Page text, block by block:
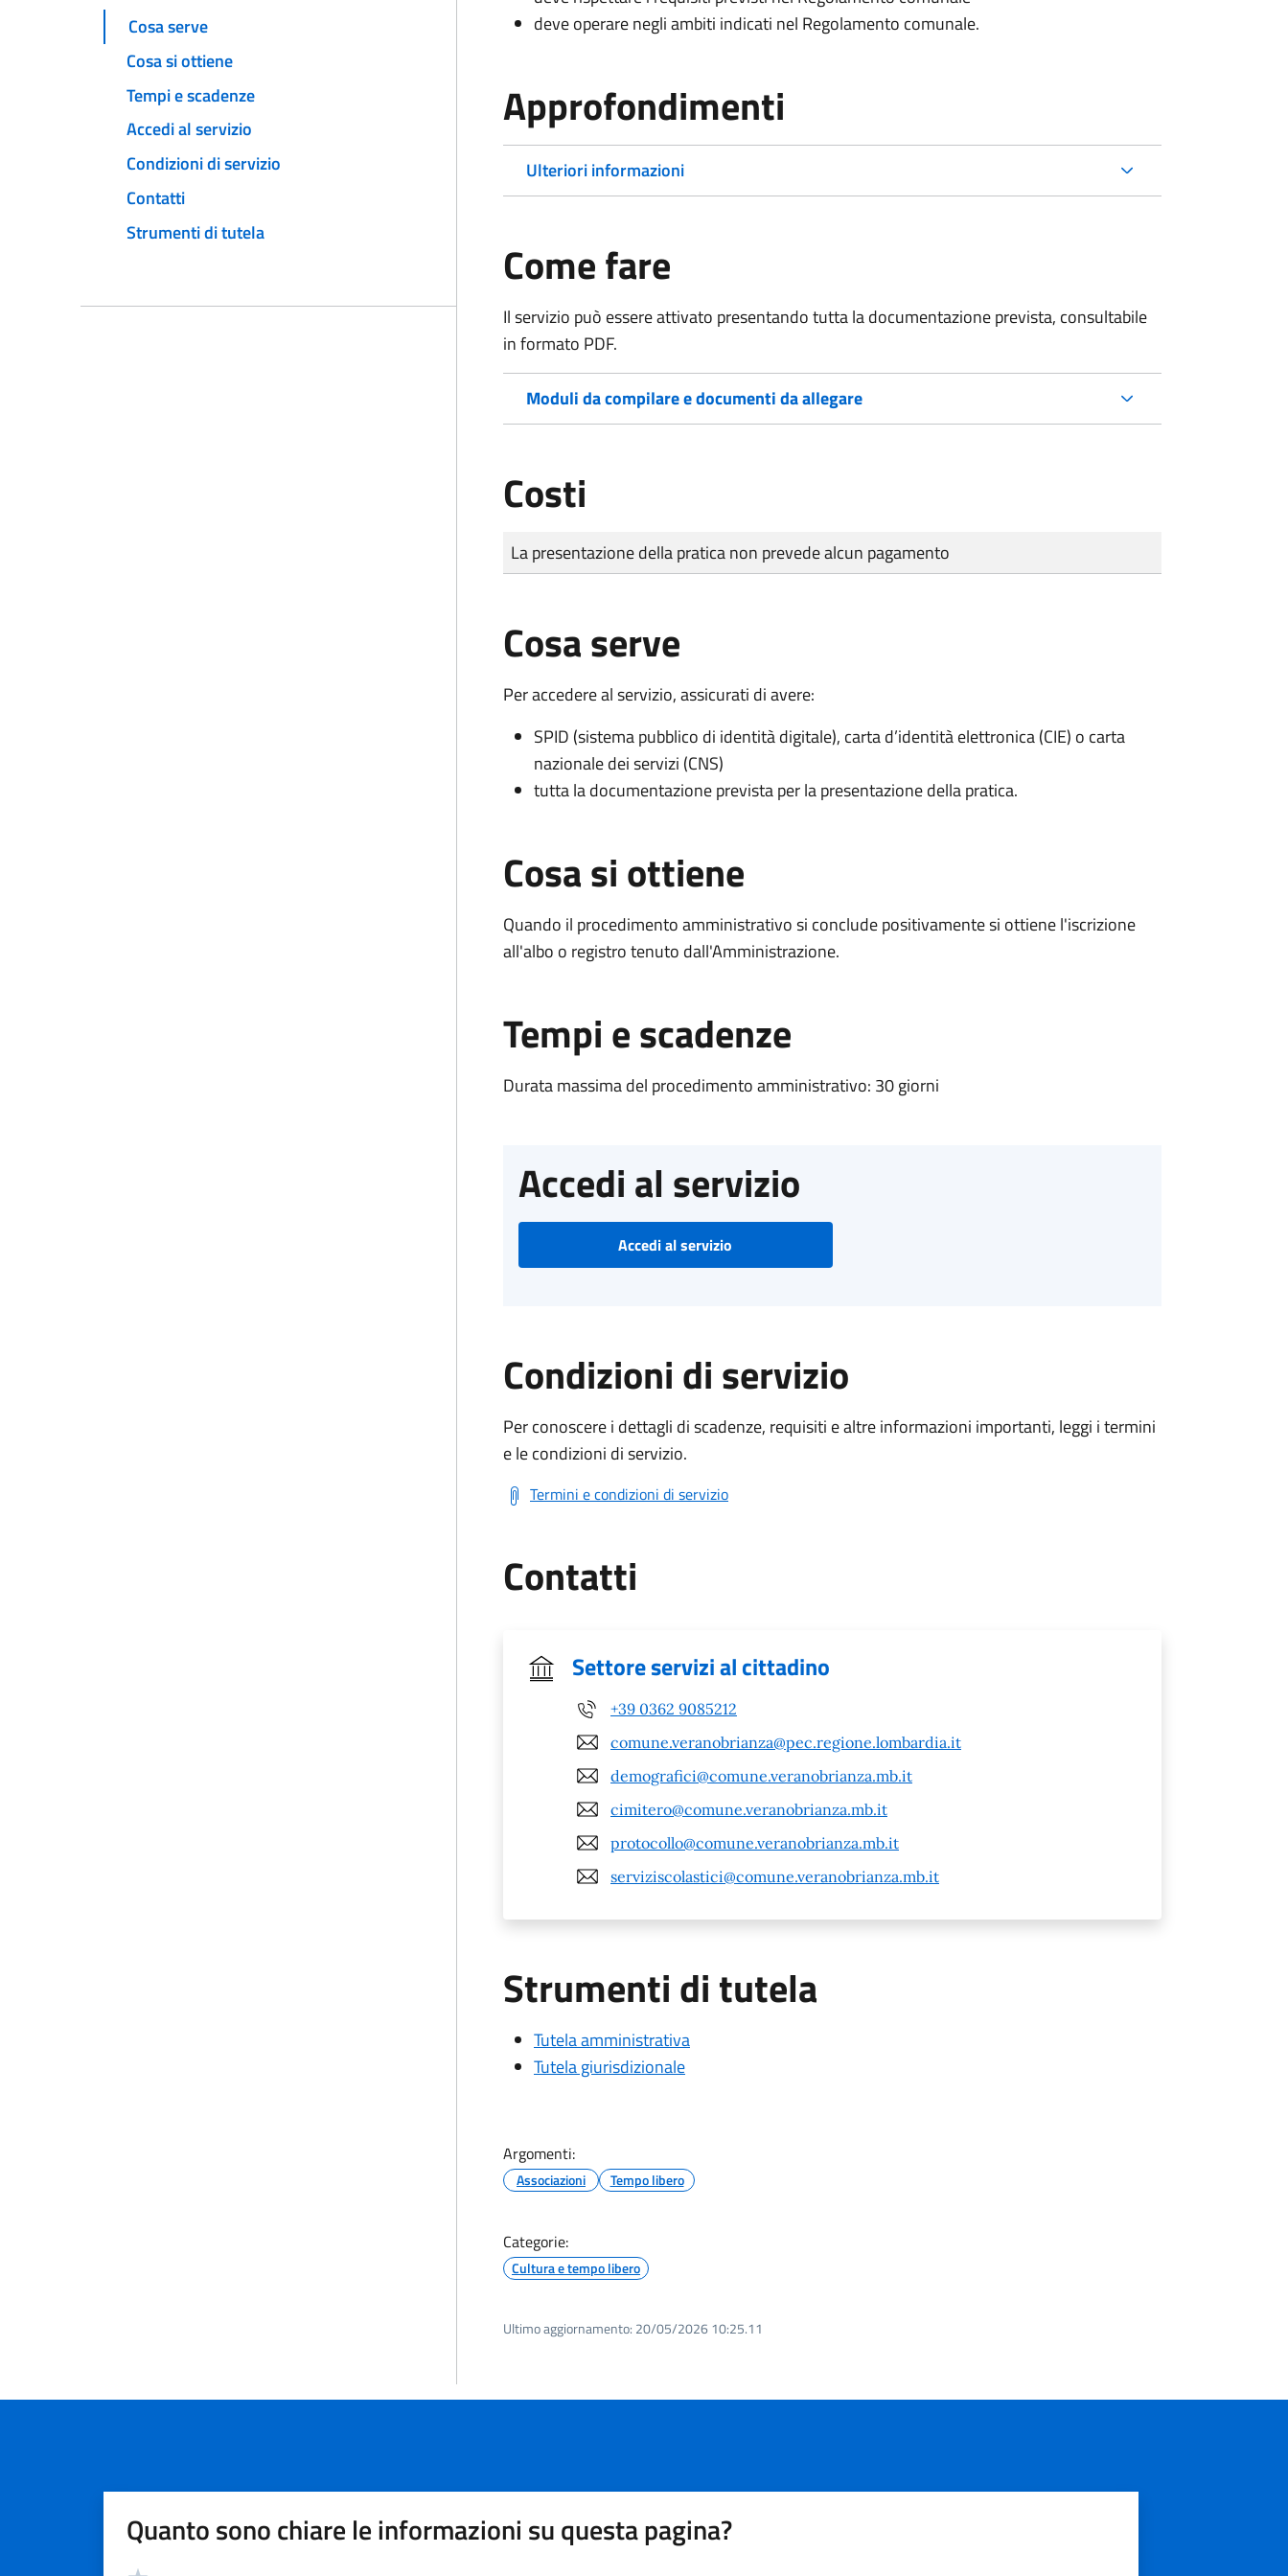
Cosa serve
Cosa si ottiene
Tempi e scadenze
Accedi al servizio
Condizioni di servizio
Contatti
Strumenti di tutela
deve operare negli ambiti indicati nel Regolamento comunale.
Approfondimenti
Ulteriori informazioni
Come fare
Il servizio può essere attivato presentando tutta la documentazione prevista, consultabile
in formato PDF.
Moduli da compilare e documenti da allegare
Costi
Tipo di pagamento
Importo
La presentazione della pratica non prevede alcun pagamento
Cosa serve
Per accedere al servizio, assicurati di avere:
SPID (sistema pubblico di identità digitale), carta d’identità elettronica (CIE) o carta
nazionale dei servizi (CNS)
tutta la documentazione prevista per la presentazione della pratica.
Cosa si ottiene
Quando il procedimento amministrativo si conclude positivamente si ottiene l'iscrizione
all'albo o registro tenuto dall'Amministrazione.
Tempi e scadenze
Durata massima del procedimento amministrativo: 30 giorni
Accedi al servizio
Accedi al servizio
Condizioni di servizio
Per conoscere i dettagli di scadenze, requisiti e altre informazioni importanti, leggi i termini
e le condizioni di servizio.
Termini e condizioni di servizio
Contatti
Settore servizi al cittadino
+39 0362 9085212
comune.veranobrianza@pec.regione.lombardia.it
demografici@comune.veranobrianza.mb.it
cimitero@comune.veranobrianza.mb.it
protocollo@comune.veranobrianza.mb.it
serviziscolastici@comune.veranobrianza.mb.it
Strumenti di tutela
Tutela amministrativa
Tutela giurisdizionale
Argomenti:
Associazioni Tempo libero
Categorie:
Cultura e tempo libero
Ultimo aggiornamento: 20/05/2026 10:25.11
Quanto sono chiare le informazioni su questa pagina?
Valutazione